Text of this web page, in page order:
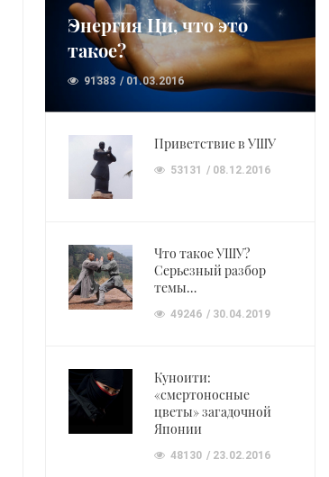
Энергия Ци, что это
такое?
91383 01.03.2016
Приветствие в УШУ
53131 08.12.2016
Что такое УШУ?
Серьезный разбор
темы…
49246 30.04.2019
Куноити:
«смертоносные
цветы» загадочной
Японии
48130 23.02.2016